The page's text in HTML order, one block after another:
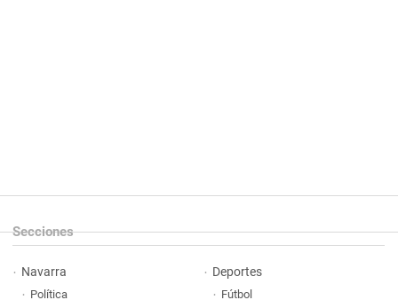
Secciones
Navarra
Política
Deportes
Fútbol